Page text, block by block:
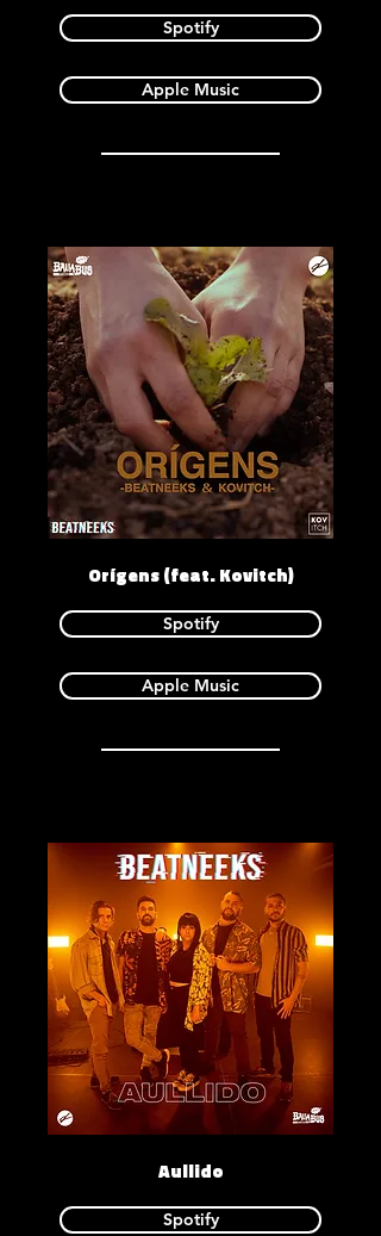
Spotify
Apple Music
Orígens (feat. Kovitch)
Spotify
Apple Music
Aullido
Spotify